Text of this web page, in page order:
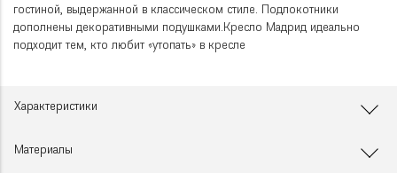
гостиной, выдержанной в классическом стиле. Подлокотники
дополнены декоративными подушками.Кресло Мадрид идеально
подходит тем, кто любит «утопать» в кресле
Характеристики
Материалы